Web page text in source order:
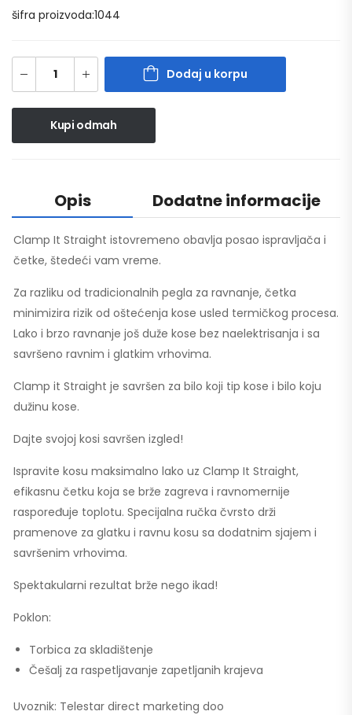
šifra proizvoda:1044
Dodaj u korpu
Kupi odmah
Opis Dodatne informacije
Clamp It Straight istovremeno obavlja posao ispravljača i
četke, štedeći vam vreme.
Za razliku od tradicionalnih pegla za ravnanje, četka
minimizira rizik od oštećenja kose usled termičkog procesa.
Lako i brzo ravnanje još duže kose bez naelektrisanja i sa
savršeno ravnim i glatkim vrhovima.
Clamp it Straight je savršen za bilo koji tip kose i bilo koju
dužinu kose.
Dajte svojoj kosi savršen izgled!
Ispravite kosu maksimalno lako uz Clamp It Straight,
efikasnu četku koja se brže zagreva i ravnomernije
raspoređuje toplotu. Specijalna ručka čvrsto drži
pramenove za glatku i ravnu kosu sa dodatnim sjajem i
savršenim vrhovima.
Spektakularni rezultat brže nego ikad!
Poklon:
Torbica za skladištenje
Češalj za raspetljavanje zapetljanih krajeva
Uvoznik: Telestar direct marketing doo